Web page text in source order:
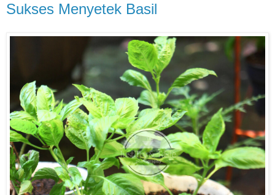
Sukses Menyetek Basil